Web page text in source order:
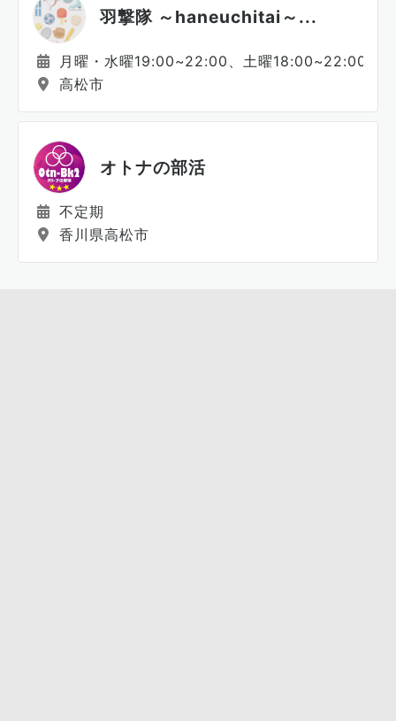
羽撃隊 ～haneuchitai～...
月曜・水曜19:00~22:00、土曜18:00~22:00
高松市
オトナの部活
不定期
香川県高松市